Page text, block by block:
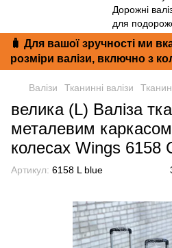
🧳 Для вашої зручності ми
розміри валізи, включно з
Валізи Тканинні валізи
велика (L) Валіза
металевим каркасом
колесах Wings 6158
Артикул: 6158 L blue